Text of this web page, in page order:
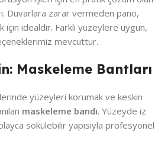
Duvarlara zarar vermeden pano,
için idealdir. Farklı yüzeylere uygun,
mevcuttur.
Maskeleme Bantları
yüzeyleri korumak ve keskin
maskeleme bandı. Yüzeyde iz
sökülebilir yapısıyla profesyonel